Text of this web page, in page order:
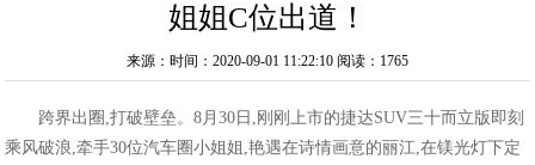
姐姐C位出道！
来源：时间：2020-09-01 11:22:10 阅读：1765
跨界出圈,打破壁垒。8月30日,刚刚上市的捷达SUV三十而立版即刻
乘风破浪,牵手30位汽车圈小姐姐,艳遇在诗情画意的丽江,在镁光灯下定